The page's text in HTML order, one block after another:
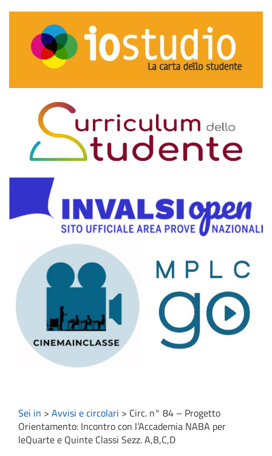
Sei in > Avvisi e circolari > Circ. n° 84 – Progetto
Orientamento: Incontro con l’Accademia NABA per
leQuarte e Quinte Classi Sezz. A,B,C,D